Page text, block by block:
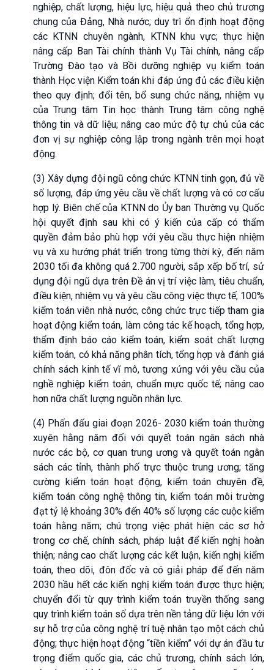
nghiệp, chất lượng, hiệu lực, hiệu quả theo chủ trương
chung của Đảng, Nhà nước; duy trì ổn định hoạt động
các KTNN chuyên ngành, KTNN khu vực; thực hiện
nâng cấp Ban Tài chính thành Vụ Tài chính, nâng cấp
Trường Đào tạo và Bồi dưỡng nghiệp vụ kiểm toán
thành Học viện Kiểm toán khi đáp ứng đủ các điều kiện
theo quy định; đổi tên, bổ sung chức năng, nhiệm vụ
của Trung tâm Tin học thành Trung tâm công nghệ
thông tin và dữ liệu; nâng cao mức độ tự chủ của các
đơn vị sự nghiệp công lập trong ngành trên mọi hoạt
động.
(3) Xây dựng đội ngũ công chức KTNN tinh gọn, đủ về
số lượng, đáp ứng yêu cầu về chất lượng và có cơ cấu
hợp lý. Biên chế của KTNN do Ủy ban Thường vụ Quốc
hội quyết định sau khi có ý kiến của cấp có thẩm
quyền đảm bảo phù hợp với yêu cầu thực hiện nhiệm
vụ và xu hướng phát triển trong từng thời kỳ, đến năm
2030 tối đa không quá 2.700 người, sắp xếp bố trí, sử
dụng đội ngũ dựa trên Đề án vị trí việc làm, tiêu chuẩn,
điều kiện, nhiệm vụ và yêu cầu công việc thực tế; 100%
kiểm toán viên nhà nước, công chức trực tiếp tham gia
hoạt động kiểm toán, làm công tác kế hoạch, tổng hợp,
thẩm định báo cáo kiểm toán, kiểm soát chất lượng
kiểm toán, có khả năng phân tích, tổng hợp và đánh giá
chính sách kinh tế vĩ mô, tương xứng với yêu cầu của
nghề nghiệp kiểm toán, chuẩn mực quốc tế; nâng cao
hơn nữa chất lượng nguồn nhân lực.
(4) Phấn đấu giai đoạn 2026- 2030 kiểm toán thường
xuyên hằng năm đối với quyết toán ngân sách nhà
nước các bộ, cơ quan trung ương và quyết toán ngân
sách các tỉnh, thành phố trực thuộc trung ương; tăng
cường kiểm toán hoạt động, kiểm toán chuyên đề,
kiểm toán công nghệ thông tin, kiểm toán môi trường
đạt tỷ lệ khoảng 30% đến 40% số lượng các cuộc kiểm
toán hằng năm; chú trọng việc phát hiện các sơ hở
trong cơ chế, chính sách, pháp luật để kiến nghị hoàn
thiện; nâng cao chất lượng các kết luận, kiến nghị kiểm
toán, theo dõi, đôn đốc và có giải pháp để đến năm
2030 hầu hết các kiến nghị kiểm toán được thực hiện;
chuyển đổi từ quy trình kiểm toán truyền thống sang
quy trình kiểm toán số dựa trên nền tảng dữ liệu lớn với
sự hỗ trợ của công nghệ trí tuệ nhân tạo một cách chủ
động; thực hiện hoạt động “tiền kiểm” với dự án đầu tư
trọng điểm quốc gia, các chủ trương, chính sách lớn,